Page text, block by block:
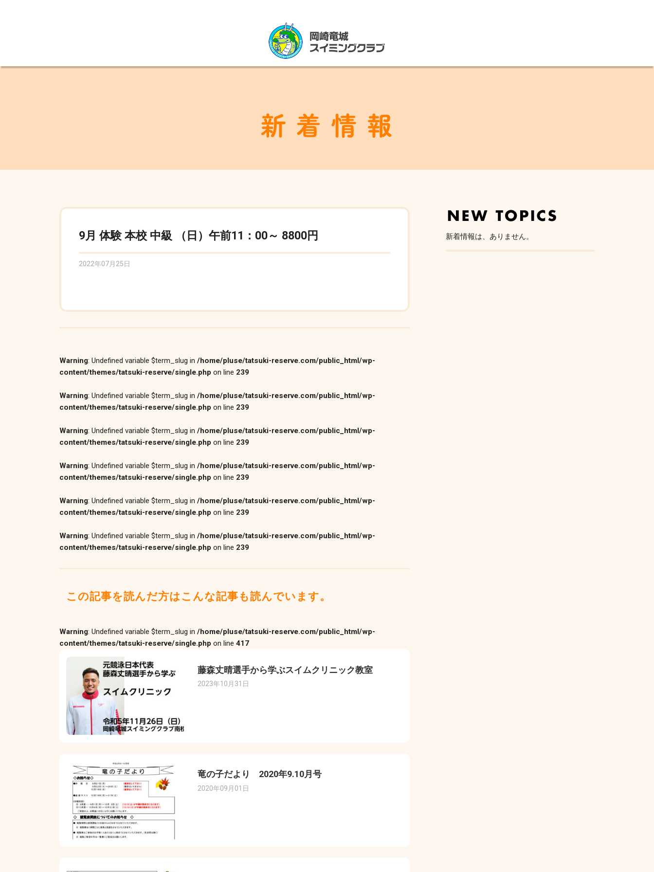
9月 体験 本校 中級 （日）午前11：00～ 8800円
2022年07月25日
Warning: Undefined variable $term_slug in /home/pluse/tatsuki-reserve.com/public_html/wp-
content/themes/tatsuki-reserve/single.php on line 239
Warning: Undefined variable $term_slug in /home/pluse/tatsuki-reserve.com/public_html/wp-
content/themes/tatsuki-reserve/single.php on line 239
Warning: Undefined variable $term_slug in /home/pluse/tatsuki-reserve.com/public_html/wp-
content/themes/tatsuki-reserve/single.php on line 239
Warning: Undefined variable $term_slug in /home/pluse/tatsuki-reserve.com/public_html/wp-
content/themes/tatsuki-reserve/single.php on line 239
Warning: Undefined variable $term_slug in /home/pluse/tatsuki-reserve.com/public_html/wp-
content/themes/tatsuki-reserve/single.php on line 239
Warning: Undefined variable $term_slug in /home/pluse/tatsuki-reserve.com/public_html/wp-
content/themes/tatsuki-reserve/single.php on line 239
この記事を読んだ方はこんな記事も読んでいます。
Warning: Undefined variable $term_slug in /home/pluse/tatsuki-reserve.com/public_html/wp-
content/themes/tatsuki-reserve/single.php on line 417
藤森丈晴選手から学ぶスイムクリニック教室
2023年10月31日
竜の子だより 2020年9.10月号
2020年09月01日
新着情報は、ありません。